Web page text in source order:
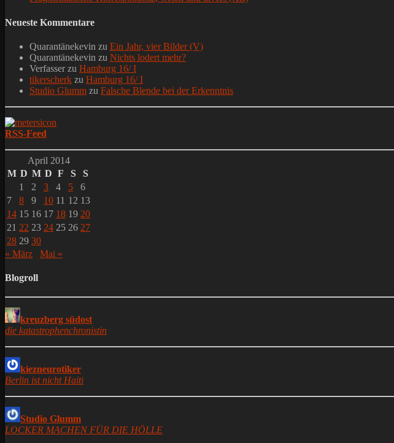
Neueste Kommentare
Quarantänekevin zu Ein Jahr, vier Bilder (V)
Quarantänekevin zu Nichts lodert mehr?
Verfasserzu Hamburg 16/ I
tikerscherk zu Hamburg 16/ I
Studio Glumm zu Falsche Blende bei der Erkenntnis
RSS-Feed
April 2014
M D M D F S
S
1
2 3 4 5
6
7
8 9 10 11 12 13
14 15 16 17 18 19 20
21 22 23 24 25 26 27
28 29 30
« März
Mai »
Blogroll
kreuzberg südost
die katastrophenchronistin
kiezneurotiker
Berlin ist nicht Haiti
Studio Glumm
LOCKER MACHEN FÜR DIE HÖLLE